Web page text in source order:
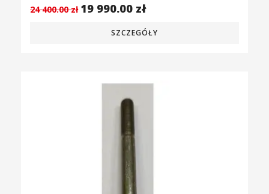
24 400.00zł 19 990.00 zł
SZCZEGÓŁY